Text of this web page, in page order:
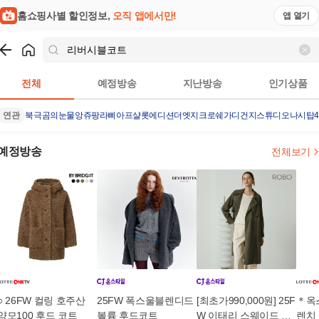
홈쇼핑사별 할인정보, 오직 앱에서만! 앱 열기
전체 예정방송 지난방송 인기상품
연관 북극곰의눈물앙쥬팡라삐아프샬롯에디션더엣지크로쉐가디건지스튜디오나시탑
정방송 전체보기
26FW 컬링 호주산
모100 후드 코트
25FW 폭스울블렌디드
볼륨 후드코트
[최초가990,000원] 25F
W 이태리 스웨이드 더
＊
렌치